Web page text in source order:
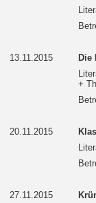
13.11.2015
Die
+
20.11.2015
27.11.2015